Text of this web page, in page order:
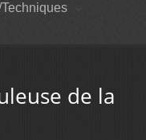
de la